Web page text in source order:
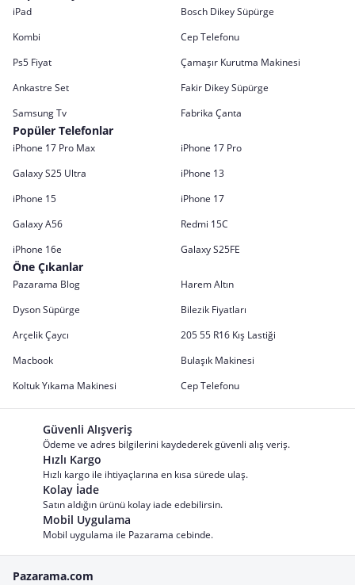
iPad
Bosch Dikey Süpürge
Kombi
Cep Telefonu
Ps5 Fiyat
Çamaşır Kurutma Makinesi
Ankastre Set
Fakir Dikey Süpürge
Samsung Tv
Fabrika Çanta
Popüler Telefonlar
iPhone 17 Pro Max
iPhone 17 Pro
Galaxy S25 Ultra
iPhone 13
iPhone 15
iPhone 17
Galaxy A56
Redmi 15C
iPhone 16e
Galaxy S25FE
Öne Çıkanlar
Pazarama Blog
Harem Altın
Dyson Süpürge
Bilezik Fiyatları
Arçelik Çaycı
205 55 R16 Kış Lastiği
Macbook
Bulaşık Makinesi
Koltuk Yıkama Makinesi
Cep Telefonu
Güvenli Alışveriş
Ödeme ve adres bilgilerini kaydederek güvenli alış veriş.
Hızlı Kargo
Hızlı kargo ile ihtiyaçlarına en kısa sürede ulaş.
Kolay İade
Satın aldığın ürünü kolay iade edebilirsin.
Mobil Uygulama
Mobil uygulama ile Pazarama cebinde.
Pazarama.com